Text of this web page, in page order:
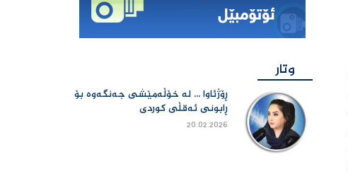
وتار
ڕۆژئاوا ... لە خۆڵەمێشی جەنگەوە بۆ
ڕابونی ئەقڵی کوردی
20.02.2026